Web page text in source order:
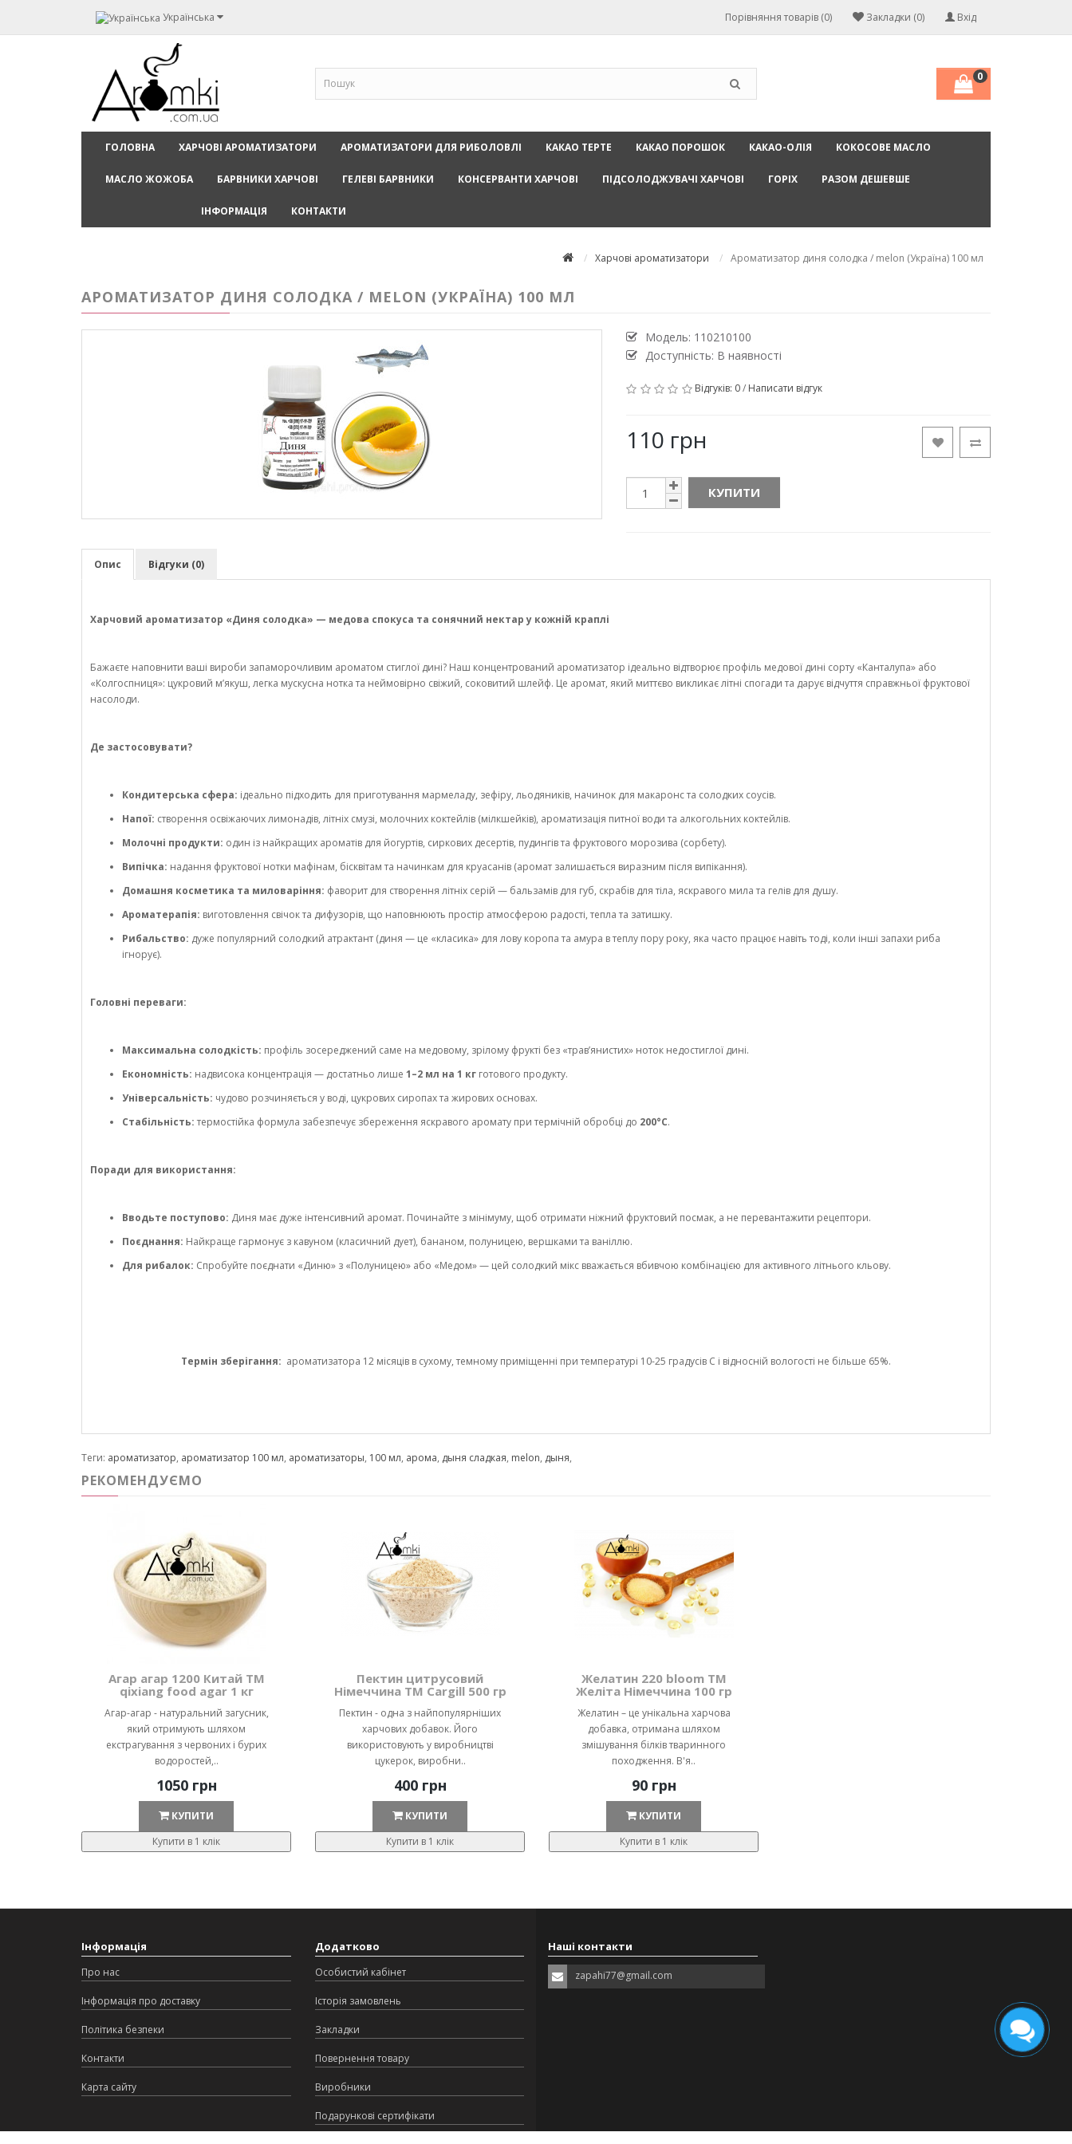
Українська Вхід
Закладки (0)
Порівняння товарів (0)
0
ГОЛОВНА ХАРЧОВІ АРОМАТИЗАТОРИ АРОМАТИЗАТОРИ ДЛЯ РИБОЛОВЛІ КАКАО ТЕРТЕ КАКАО ПОРОШОК КАКАО-ОЛІЯ КОКОСОВЕ МАСЛО
МАСЛО ЖОЖОБА БАРВНИКИ ХАРЧОВІ ГЕЛЕВІ БАРВНИКИ КОНСЕРВАНТИ ХАРЧОВІ ПІДСОЛОДЖУВАЧІ ХАРЧОВІ ГОРІХ РАЗОМ ДЕШЕВШЕ
ІНФОРМАЦІЯ КОНТАКТИ
Харчові ароматизатори Ароматизатор диня солодка / melon (Україна) 100 мл
АРОМАТИЗАТОР ДИНЯ СОЛОДКА / MELON (УКРАЇНА) 100 МЛ
Модель: 110210100
Доступність: В наявності
Відгуків: 0/ Написати відгук
110 грн
КУПИТИ
Опис Відгуки (0)
Харчовий ароматизатор «Диня солодка» — медова спокуса та сонячний нектар у кожній краплі
Бажаєте наповнити ваші вироби запаморочливим ароматом стиглої дині? Наш концентрований ароматизатор ідеально відтворює профіль медової дині сорту «Канталупа» або
«Колгоспниця»: цукровий м’якуш, легка мускусна нотка та неймовірно свіжий, соковитий шлейф. Це аромат, який миттєво викликає літні спогади та дарує відчуття справжньої фруктової
насолоди.
Де застосовувати?
Кондитерська сфера: ідеально підходить для приготування мармеладу, зефіру, льодяників, начинок для макаронс та солодких соусів.
Напої: створення освіжаючих лимонадів, літніх смузі, молочних коктейлів (мілкшейків), ароматизація питної води та алкогольних коктейлів.
Молочні продукти: один із найкращих ароматів для йогуртів, сиркових десертів, пудингів та фруктового морозива (сорбету).
Випічка: надання фруктової нотки мафінам, бісквітам та начинкам для круасанів (аромат залишається виразним після випікання).
Домашня косметика та миловаріння: фаворит для створення літніх серій — бальзамів для губ, скрабів для тіла, яскравого мила та гелів для душу.
Ароматерапія: виготовлення свічок та дифузорів, що наповнюють простір атмосферою радості, тепла та затишку.
Рибальство: дуже популярний солодкий атрактант (диня — це «класика» для лову коропа та амура в теплу пору року, яка часто працює навіть тоді, коли інші запахи риба
ігнорує).
Головні переваги:
Максимальна солодкість: профіль зосереджений саме на медовому, зрілому фрукті без «трав’янистих» ноток недостиглої дині.
Економність: надвисока концентрація — достатньо лише 1–2 мл на 1 кг готового продукту.
Універсальність: чудово розчиняється у воді, цукрових сиропах та жирових основах.
Стабільність:термостійка формула забезпечує збереження яскравого аромату при термічній обробці до 200°C.
Поради для використання:
Вводьте поступово: Диня має дуже інтенсивний аромат. Починайте з мінімуму, щоб отримати ніжний фруктовий посмак, а не перевантажити рецептори.
Поєднання: Найкраще гармонує з кавуном (класичний дует), бананом, полуницею, вершками та ваніллю.
Для рибалок: Спробуйте поєднати «Диню» з «Полуницею» або «Медом» — цей солодкий мікс вважається вбивчою комбінацією для активного літнього кльову.
Термін зберігання: ароматизатора 12 місяців в сухому, темному приміщенні при температурі 10-25 градусів С і відносній вологості не більше 65%.
Теги: ароматизатор, ароматизатор 100 мл, ароматизаторы, 100 мл, арома, дыня сладкая, melon, дыня,
РЕКОМЕНДУЄМО
Агар агар 1200 Китай ТМ
qixiang food agar 1 кг
Агар-агар - натуральний загусник,
який отримують шляхом
екстрагування з червоних і бурих
водоростей,..
1050 грн
КУПИТИ
Купити в 1 клік
Пектин цитрусовий
Німеччина ТМ Cargill 500 гр
Пектин - одна з найпопулярніших
харчових добавок. Його
використовують у виробництві
цукерок, виробни..
400 грн
КУПИТИ
Купити в 1 клік
Желатин 220 bloom ТМ
Желіта Німеччина 100 гр
Желатин – це унікальна харчова
добавка, отримана шляхом
змішування білків тваринного
походження. В'я..
90 грн
КУПИТИ
Купити в 1 клік
Інформація
Про нас
Інформація про доставку
Політика безпеки
Контакти
Карта сайту
Додатково
Особистий кабінет
Історія замовлень
Закладки
Повернення товару
Виробники
Подарункові сертифікати
Наші контакти
zapahi77@gmail.com